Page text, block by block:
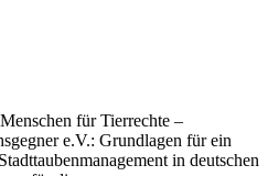
für Tierrechte –
e.V.: Grundlagen für ein
in deutschen